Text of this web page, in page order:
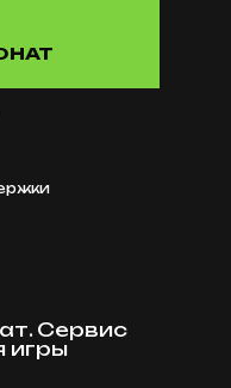
Сервис
игры